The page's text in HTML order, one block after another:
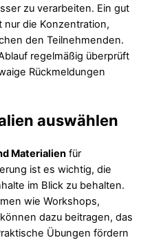
zu verarbeiten. Ein gut
nur die Konzentration,
den Teilnehmenden.
regelmäßig überprüft
Rückmeldungen
auswählen
Materialien für
ist es wichtig, die
im Blick zu behalten.
wie Workshops,
dazu beitragen, das
Übungen fördern